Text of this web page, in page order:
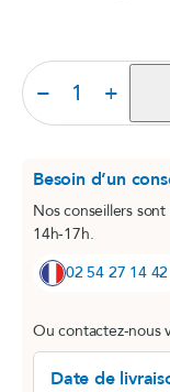
− +
Besoin d’un
Nos conseillers
14h-17h.
02 54 27 14 42
Ou contactez-nous
Date de